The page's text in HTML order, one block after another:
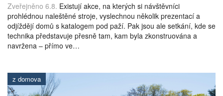
Zveřejněno 6.8. Existují akce, na kterých si návštěvníci
prohlédnou naleštěné stroje, vyslechnou několik prezentací a
odjíždějí domů s katalogem pod paží. Pak jsou ale setkání, kde se
technika představuje přesně tam, kam byla zkonstruována a
navržena – přímo ve…
z domova